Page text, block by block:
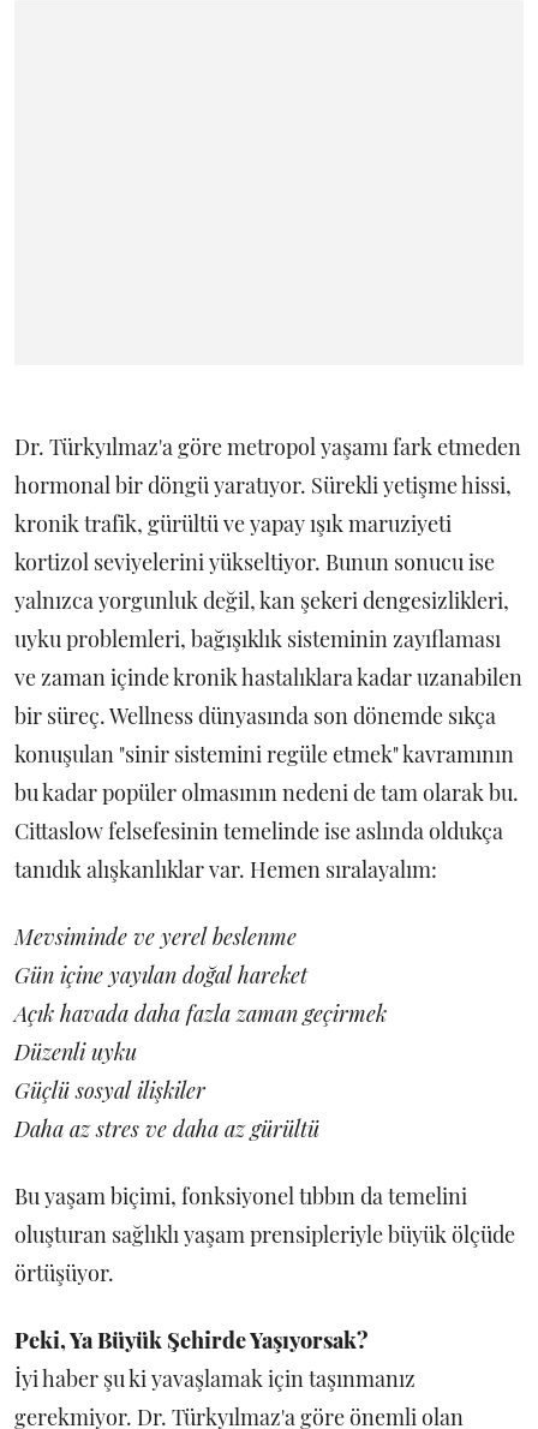
Dr. Türkyılmaz'a göre metropol yaşamı fark etmeden
hormonal bir döngü yaratıyor. Sürekli yetişme hissi,
kronik trafik, gürültü ve yapay ışık maruziyeti
kortizol seviyelerini yükseltiyor. Bunun sonucu ise
yalnızca yorgunluk değil, kan şekeri dengesizlikleri,
uyku problemleri, bağışıklık sisteminin zayıflaması
ve zaman içinde kronik hastalıklara kadar uzanabilen
bir süreç. Wellness dünyasında son dönemde sıkça
konuşulan "sinir sistemini regüle etmek" kavramının
bu kadar popüler olmasının nedeni de tam olarak bu.
Cittaslow felsefesinin temelinde ise aslında oldukça
tanıdık alışkanlıklar var. Hemen sıralayalım:
Mevsiminde ve yerel beslenme
Gün içine yayılan doğal hareket
Açık havada daha fazla zaman geçirmek
Düzenli uyku
Güçlü sosyal ilişkiler
Daha az stres ve daha az gürültü
Bu yaşam biçimi, fonksiyonel tıbbın da temelini
oluşturan sağlıklı yaşam prensipleriyle büyük ölçüde
örtüşüyor.
Peki, Ya Büyük Şehirde Yaşıyorsak?
İyi haber şu ki yavaşlamak için taşınmanız
gerekmiyor. Dr. Türkyılmaz'a göre önemli olan